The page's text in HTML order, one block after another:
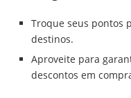
Troque seus pontos
destinos.
Aproveite para
descontos em